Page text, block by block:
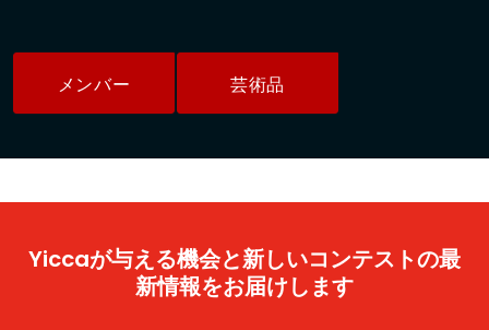
メンバー 芸術品
Yiccaが与える機会と新しいコンテストの最
新情報をお届けします